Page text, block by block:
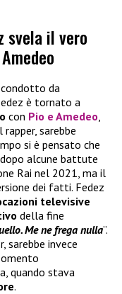
svela il vero
, condotto da
è tornato a
con Pio e Amedeo
sarebbe
si è pensato che
alcune battute
Rai nel 2021, ma il
dei fatti. Fedez
televisive
della fine
Me ne frega nulla”.
sarebbe invece
quando stava
.